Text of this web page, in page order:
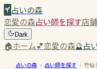
占いの森
恋愛の森占い師を探す店
Dark
🏠ホーム💕恋愛の森🔮占
占いの森 › 占い師を探す › 竹仙